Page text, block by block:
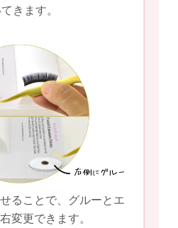
きます。
ることで、グルーとエ
変更できます。